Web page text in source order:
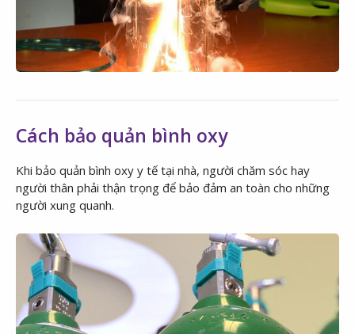
Cách bảo quản bình oxy
Khi bảo quản bình oxy y tế tại nhà, người chăm sóc hay
người thân phải thận trọng để bảo đảm an toàn cho những
người xung quanh.